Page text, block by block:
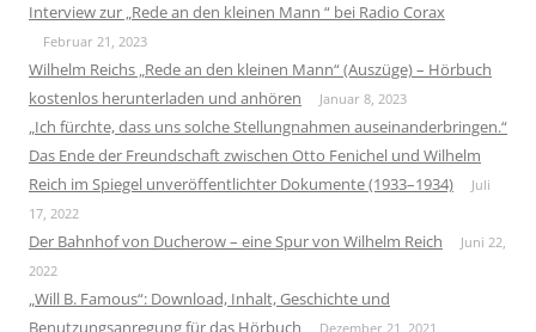
Interview zur „Rede an den kleinen Mann “ bei Radio Corax
Februar 21, 2023
Wilhelm Reichs „Rede an den kleinen Mann“ (Auszüge) – Hörbuch
kostenlos herunterladen und anhören
Januar 8, 2023
„Ich fürchte, dass uns solche Stellungnahmen auseinanderbringen.“
Das Ende der Freundschaft zwischen Otto Fenichel und Wilhelm
Reich im Spiegel unveröffentlichter Dokumente (1933–1934)
Juli
17, 2022
Der Bahnhof von Ducherow – eine Spur von Wilhelm Reich
Juni 22,
2022
„Will B. Famous“: Download, Inhalt, Geschichte und
Dezember 21, 2021